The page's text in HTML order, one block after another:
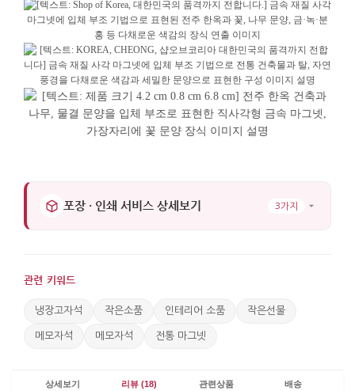
포장 · 인쇄 서비스 상세보기 3가지
관련 키워드
냉장고자석 작은소품 인테리어 소품 작은선물
메모자석 메모자석 전통 마그넷
상세보기 리뷰 (18) 관련상품 배송